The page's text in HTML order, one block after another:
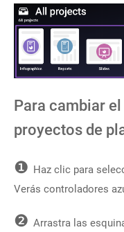
Para cambiar
proyectos de
❶ Haz clic para
Verás controladores
❷ Arrastra las